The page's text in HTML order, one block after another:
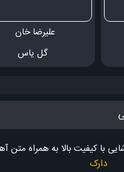
علیرضا خان
گل یاس
با کیفیت بالا به همراه متن
دارک